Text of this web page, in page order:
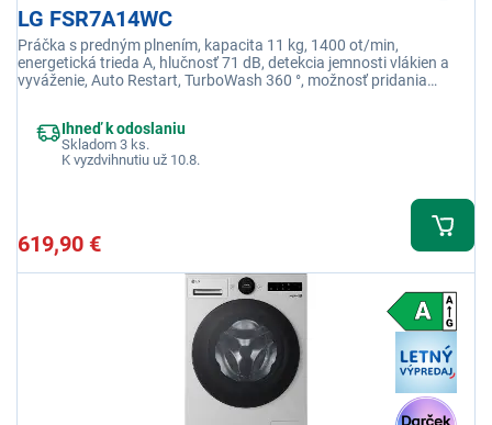
LG FSR7A14WC
Práčka s predným plnením, kapacita 11 kg, 1400 ot/min,
energetická trieda A, hlučnosť 71 dB, detekcia jemnosti vlákien a
vyváženie, Auto Restart, TurboWash 360 °, možnosť pridania
Ihneď k odoslaniu
Skladom 3 ks.
K vyzdvihnutiu už 10.8.
619,90 €